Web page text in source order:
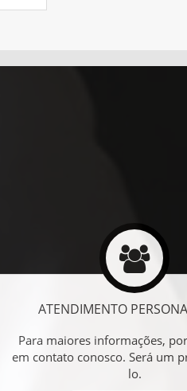
ATENDIMENTO
Para maiores informações,
em contato conosco. Será um
lo.